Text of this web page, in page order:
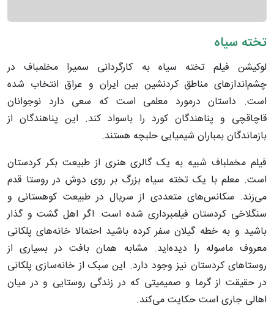
تخته سیاه
لوکیشن فیلم تخته سیاه به کارگردانی سمیرا مخلمباف در
چشم‌اندازهای مناطق کردنشین بین ایران و عراق انتخاب شده
است. داستان درمورد معلمی است که سعی دارد نوجوانان
قاچاقچی و پناهندگان کورد را باسواد کند. این پناهندگان از
بازماندگان بمباران شیمیایی حلبچه هستند.
فیلم مخملباف شبیه به یک گالری هنری از طبیعت بکر کردستان
است. معلم با یک تخته سیاه بزرگ بر روی دوش در روستا قدم
می‌زند. سکانس‌های متعددی از سریال در طبیعت کوهستانی و
سنگلاخی کردستان فیلمبرداری شده است. اگر اهل گشت و گذار
باشید و به خطه گیلان سفر کرده باشید احتمالا خانه‌های پلکانی
معروف ماسوله را دیده‌اید. مشابه همان بافت در بسیاری از
روستاهای کردستان نیز وجود دارد. این سبک از خانه‌سازی پلکانی
در حقیقت از گرما و صمیمیتی که در زندگی روستایی و در میان
اهالی جاری است حکایت می‌کند.